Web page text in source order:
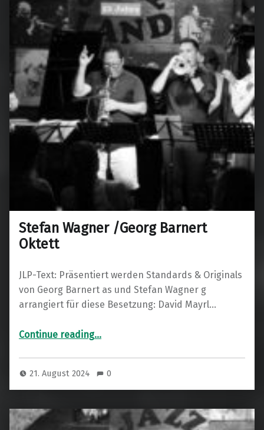
Stefan Wagner /Georg Barnert
Oktett
JLP-Text: Präsentiert werden Standards & Originals
von Georg Barnert as und Stefan Wagner g
arrangiert für diese Besetzung: David Mayrl…
Continue reading“Stefan Wagner /Georg Barnert Oktett”
…
21. August 2024 0